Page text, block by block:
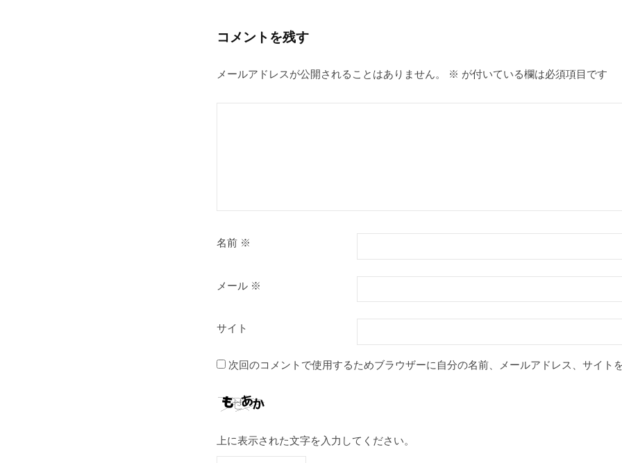
19
by
コメントを残す
メールアドレスが公開されることはありません。 ※ が付いている欄は必須項目です
名前 ※
メール ※
サイト
次回のコメントで使用するためブラウザーに自分の名前、メールアドレス、サイトを
上に表示された文字を入力してください。